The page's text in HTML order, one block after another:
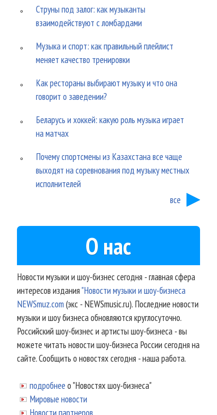
Струны под залог: как музыканты
взаимодействуют с ломбардами
Музыка и спорт: как правильный плейлист
меняет качество тренировки
Как рестораны выбирают музыку и что она
говорит о заведении?
Беларусь и хоккей: какую роль музыка играет
на матчах
Почему спортсмены из Казахстана все чаще
выходят на соревнования под музыку местных
исполнителей
все
О нас
Новости музыки и шоу-бизнес сегодня - главная сфера
интересов издания"Новости музыки и шоу-бизнеса
NEWSmuz.com(экс - NEWSmusic.ru). Последние новости
музыки и шоу бизнеса обновляются круглосуточно.
Российский шоу-бизнес и артисты шоу-бизнеса - вы
можете читать новости шоу-бизнеса России сегодня на
сайте. Сообщить о новостях сегодня - наша работа.
подробнее о "Новостях шоу-бизнеса"
Мировые новости
Новости партнеров